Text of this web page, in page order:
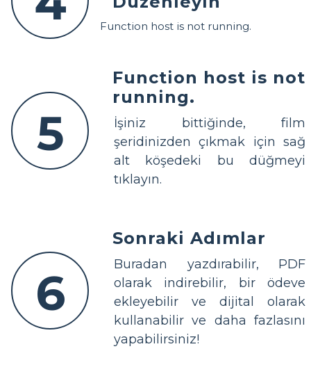
Function host is not running.
5
Function host is not
running.
İşiniz bittiğinde, film
şeridinizden çıkmak için sağ
alt köşedeki bu düğmeyi
tıklayın.
6
Sonraki Adımlar
Buradan yazdırabilir, PDF
olarak indirebilir, bir ödeve
ekleyebilir ve dijital olarak
kullanabilir ve daha fazlasını
yapabilirsiniz!